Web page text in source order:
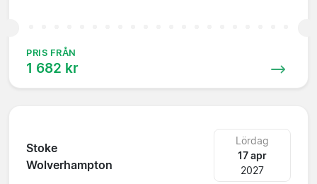
PRIS FRÅN
1 682 kr
Stoke
Wolverhampton
Lördag
17 apr
2027